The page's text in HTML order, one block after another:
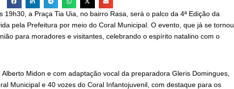
a Praça Tia Uia, no bairro Rasa, será o palco da 4ª Edição da
pela Prefeitura por meio do Coral Municipal. O evento, que já se tornou
para moradores e visitantes, celebrando o espírito natalino com o
Midon e com adaptação vocal da preparadora Gleris Domingues,
Municipal e 40 vozes do Coral Infantojuvenil, com destaque para os